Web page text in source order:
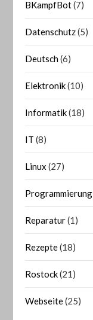
BKampfBot(7)
Datenschutz(5)
Deutsch(6)
Elektronik(10)
Informatik(18)
IT (8)
Linux (27)
Programmierung
Reparatur(1)
Rezepte(18)
Rostock(21)
Webseite(25)